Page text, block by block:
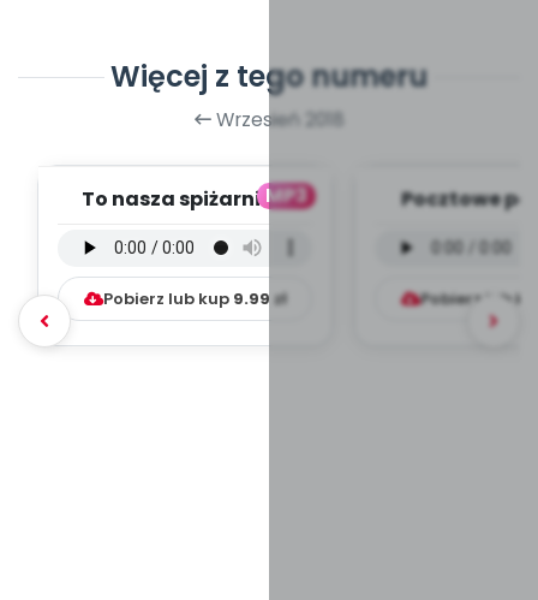
Więcej z tego numeru
Wrzesień 2018
MP3
To nasza spiżarnia -
(PD, mp3)
Pobierz lub kup 9.99 zł
Pocztowe
(PD,
Pobierz lub